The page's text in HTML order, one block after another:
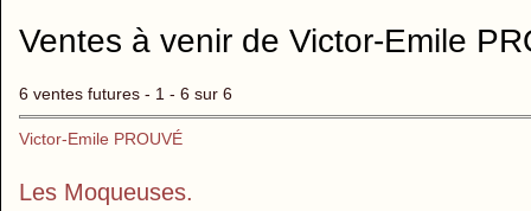
Ventes à venir de Victor-Emile
6 ventes futures - 1 - 6 sur 6
Victor-Emile PROUVÉ
Les Moqueuses.